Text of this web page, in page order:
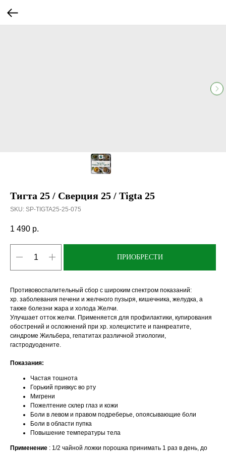
Тигта 25 / Сверция 25 / Tigta 25
SKU: SP-TIGTA25-25-075
1 490 р.
ПРИОБРЕСТИ
Противовоспалительный сбор с широким спектром показаний:
хр. заболевания печени и желчного пузыря, кишечника, желудка, а
также болезни жара и холода Желчи.
Улучшает отток желчи. Применяется для профилактики, купирования
обострений и осложнений при хр. холецистите и панкреатите,
синдроме Жильбера, гепатитах различной этиологии,
гастродуодените.
Показания:
Частая тошнота
Горький привкус во рту
Мигрени
Пожелтение склер глаз и кожи
Боли в левом и правом подреберье, опоясывающие боли
Боли в области пупка
Повышение температуры тела
Применение : 1/2 чайной ложки порошка принимать 1 раз в день, до